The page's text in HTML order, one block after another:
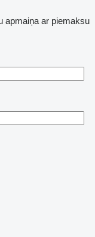
apmaiņa ar piemaksu